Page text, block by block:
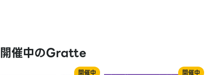
開催中のGratte